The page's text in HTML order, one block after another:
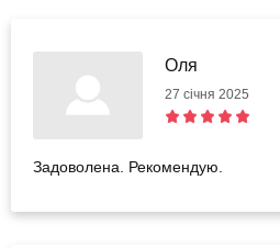
Оля
27 січня 2025
Задоволена. Рекомендую.